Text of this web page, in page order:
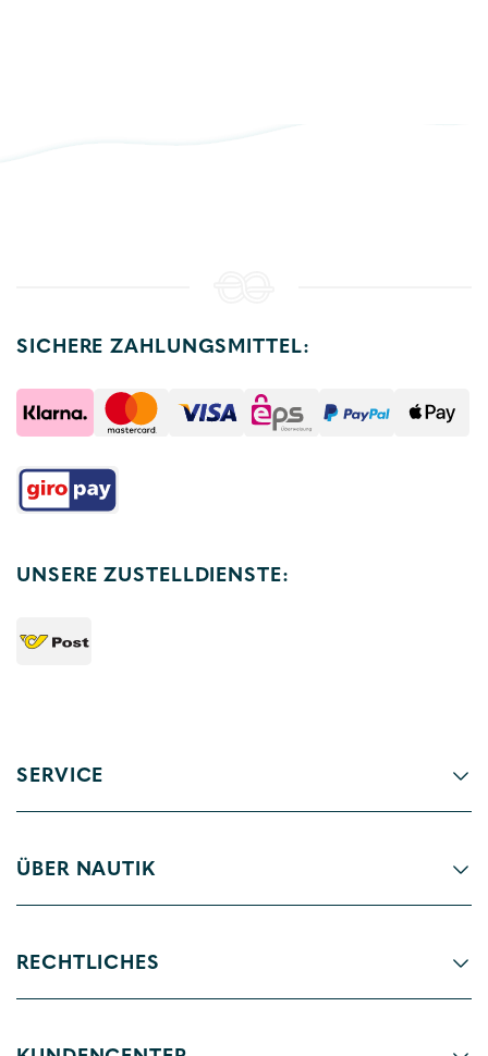
SICHERE ZAHLUNGSMITTEL:
UNSERE ZUSTELLDIENSTE:
SERVICE
ÜBER NAUTIK
RECHTLICHES